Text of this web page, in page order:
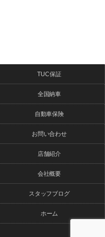
TUC保証
全国納車
自動車保険
お問い合わせ
店舗紹介
会社概要
スタッフブログ
ホーム